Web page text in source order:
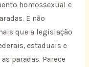
homossexual e
E não
que a legislação
estaduais e
paradas. Parece